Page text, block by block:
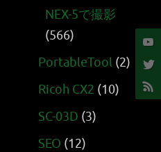
NEX-5で撮影
(566)
PortableTool (2)
Ricoh CX2 (10)
SC-03D (3)
SEO (12)